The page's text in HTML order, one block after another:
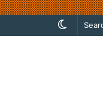
Switch